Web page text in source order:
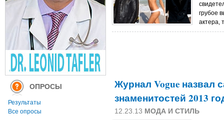
ОПРОСЫ
Результаты
Все опросы
грубое
актера,
Журнал Vogue назвал
знаменитостей 2013
12.23.13 МОДА И СТИЛЬ